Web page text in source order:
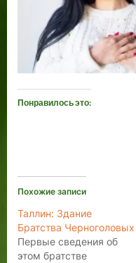
Понравилось это:
Похожие записи
Таллин: Здание
Братства Черноголовых
Первые сведения об
этом братстве